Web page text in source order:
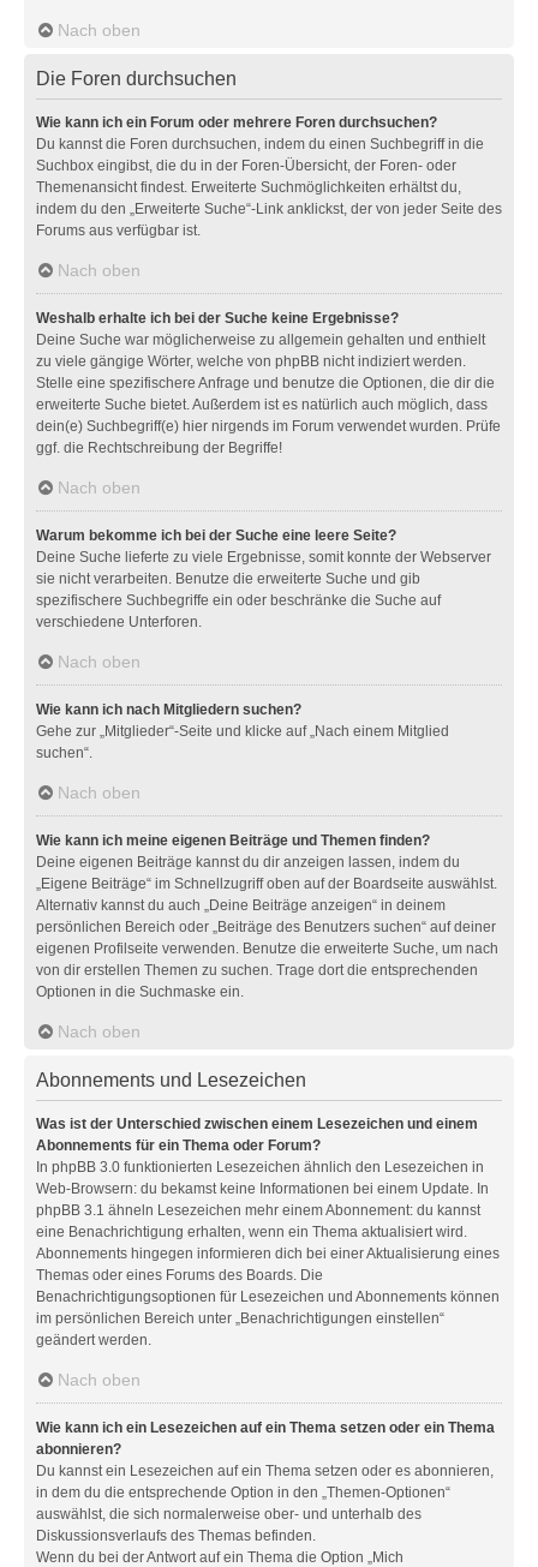
Nach oben
Die Foren durchsuchen
Wie kann ich ein Forum oder mehrere Foren durchsuchen?
Du kannst die Foren durchsuchen, indem du einen Suchbegriff in die
Suchbox eingibst, die du in der Foren-Übersicht, der Foren- oder
Themenansicht findest. Erweiterte Suchmöglichkeiten erhältst du,
indem du den „Erweiterte Suche“-Link anklickst, der von jeder Seite des
Forums aus verfügbar ist.
Nach oben
Weshalb erhalte ich bei der Suche keine Ergebnisse?
Deine Suche war möglicherweise zu allgemein gehalten und enthielt
zu viele gängige Wörter, welche von phpBB nicht indiziert werden.
Stelle eine spezifischere Anfrage und benutze die Optionen, die dir die
erweiterte Suche bietet. Außerdem ist es natürlich auch möglich, dass
dein(e) Suchbegriff(e) hier nirgends im Forum verwendet wurden. Prüfe
ggf. die Rechtschreibung der Begriffe!
Nach oben
Warum bekomme ich bei der Suche eine leere Seite?
Deine Suche lieferte zu viele Ergebnisse, somit konnte der Webserver
sie nicht verarbeiten. Benutze die erweiterte Suche und gib
spezifischere Suchbegriffe ein oder beschränke die Suche auf
verschiedene Unterforen.
Nach oben
Wie kann ich nach Mitgliedern suchen?
Gehe zur „Mitglieder“-Seite und klicke auf „Nach einem Mitglied
suchen“.
Nach oben
Wie kann ich meine eigenen Beiträge und Themen finden?
Deine eigenen Beiträge kannst du dir anzeigen lassen, indem du
„Eigene Beiträge“ im Schnellzugriff oben auf der Boardseite auswählst.
Alternativ kannst du auch „Deine Beiträge anzeigen“ in deinem
persönlichen Bereich oder „Beiträge des Benutzers suchen“ auf deiner
eigenen Profilseite verwenden. Benutze die erweiterte Suche, um nach
von dir erstellen Themen zu suchen. Trage dort die entsprechenden
Optionen in die Suchmaske ein.
Nach oben
Abonnements und Lesezeichen
Was ist der Unterschied zwischen einem Lesezeichen und einem
Abonnements für ein Thema oder Forum?
In phpBB 3.0 funktionierten Lesezeichen ähnlich den Lesezeichen in
Web-Browsern: du bekamst keine Informationen bei einem Update. In
phpBB 3.1 ähneln Lesezeichen mehr einem Abonnement: du kannst
eine Benachrichtigung erhalten, wenn ein Thema aktualisiert wird.
Abonnements hingegen informieren dich bei einer Aktualisierung eines
Themas oder eines Forums des Boards. Die
Benachrichtigungsoptionen für Lesezeichen und Abonnements können
im persönlichen Bereich unter „Benachrichtigungen einstellen“
geändert werden.
Nach oben
Wie kann ich ein Lesezeichen auf ein Thema setzen oder ein Thema
abonnieren?
Du kannst ein Lesezeichen auf ein Thema setzen oder es abonnieren,
in dem du die entsprechende Option in den „Themen-Optionen“
auswählst, die sich normalerweise ober- und unterhalb des
Diskussionsverlaufs des Themas befinden.
Wenn du bei der Antwort auf ein Thema die Option „Mich